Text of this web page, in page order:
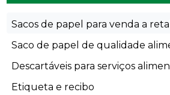
Sacos de papel para venda a
Saco de papel de qualidade
Descartáveis para serviços
Etiqueta e recibo